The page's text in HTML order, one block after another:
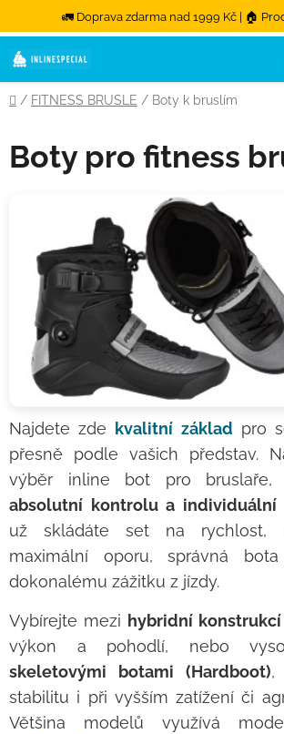
🚛 Doprava zdarma nad 1999 Kč | 🏠
Přejít na obsah
Domů
/ FITNESS BRUSLE / Boty k bruslím
Boty pro fitness
Najdete zde kvalitní základ pro
přesně podle vašich představ.
výběr inline bot pro bruslaře,
absolutní kontrolu a individuální
už skládáte set na rychlost,
maximální oporu, správná
dokonalému zážitku z jízdy.
Vybírejte mezi hybridní konstrukcí
výkon a pohodlí, nebo
skeletovými botami (Hardboot),
stabilitu i při vyšším zatížení či
Většina modelů využívá